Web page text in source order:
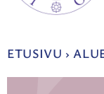
ETUSIVU ›